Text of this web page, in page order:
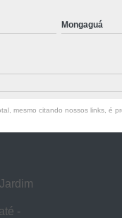
Mongaguá
mesmo citando nossos links, é
-